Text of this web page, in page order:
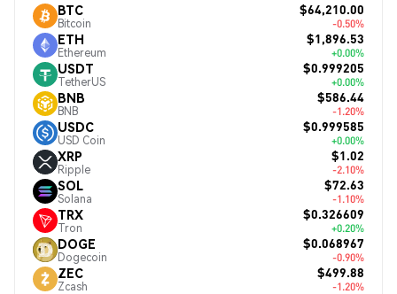
BTC
Bitcoin
$64,210.00
-0.50%
ETH
Ethereum
$1,896.53
+0.00%
USDT
TetherUS
$0.999205
+0.00%
BNB
BNB
$586.44
-1.20%
USDC
USD Coin
$0.999585
+0.00%
XRP
Ripple
$1.02
-2.10%
SOL
Solana
$72.63
-1.10%
TRX
Tron
$0.326609
+0.20%
DOGE
Dogecoin
$0.068967
-0.90%
ZEC
Zcash
$499.88
-1.20%